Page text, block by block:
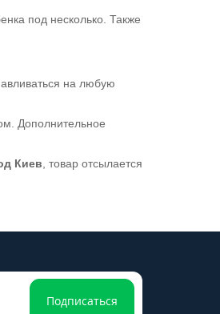
под несколько. Также
на любую
Дополнительное
Киев , товар отсылается
Подписаться